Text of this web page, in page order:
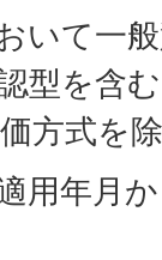
いて一
型を含
方式を
用年月